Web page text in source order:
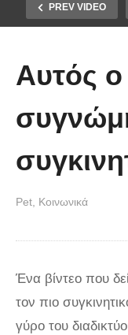
PREV VIDEO
Έβαλαν
(Βίντεο)
Αυτός ο
Pet Κοινωνικά
Ένα βίντεο που
τον πιο
γύρο του